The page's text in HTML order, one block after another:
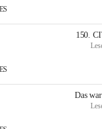
150.
Das